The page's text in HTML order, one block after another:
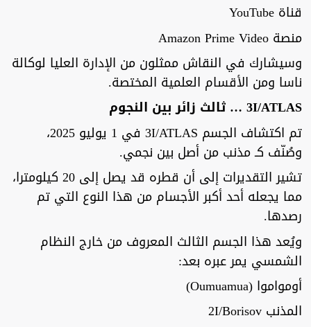
قناة YouTube
منصة Amazon Prime Video
وسيشارك في النقاش ممثلون من الإدارة العليا لوكالة
ناسا ومن الأقسام العلمية المختصة.
3I/ATLAS … ثالث زائر بين النجوم
تم اكتشاف الجسم 3I/ATLAS في 1 يوليو 2025،
وصُنّف كـ مذنب من أصل بين نجمي.
تشير التقديرات إلى أن قطره قد يصل إلى 20 كيلومترا،
مما يجعله أحد أكبر الأجسام من هذا النوع التي تم
رصدها.
ويُعد هذا الجسم الثالث المعروف من خارج النظام
الشمسي يمر عبره بعد:
أومواموا (Oumuamua)
المذنب 2I/Borisov